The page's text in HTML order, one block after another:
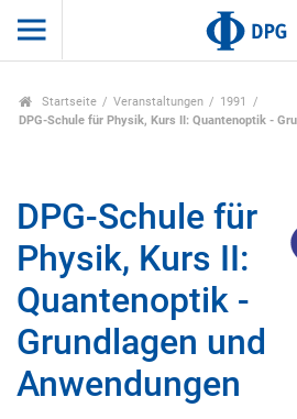
Startseite Veranstaltungen
1991
DPG-Schule für Physik, Kurs II: Quantenoptik -
DPG-Schule für
Physik, Kurs II:
Quantenoptik -
Grundlagen und
Anwendungen